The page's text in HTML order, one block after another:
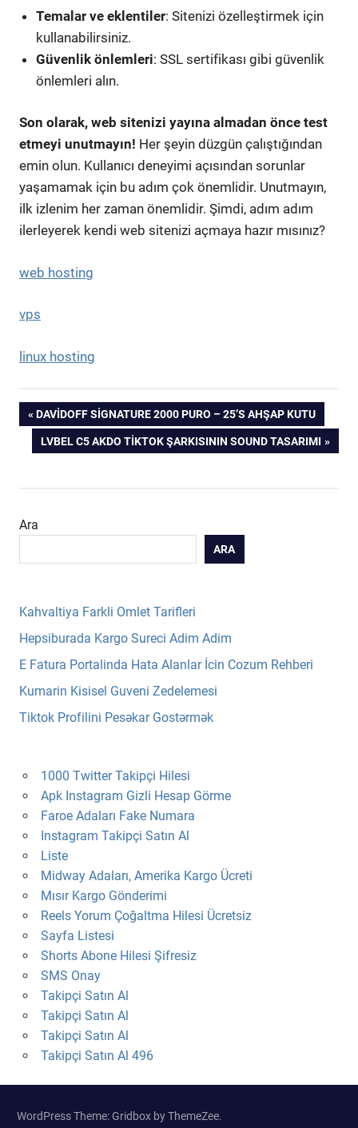
Temalar ve eklentiler: Sitenizi özelleştirmek için
kullanabilirsiniz.
Güvenlik önlemleri: SSL sertifikası gibi güvenlik
önlemleri alın.
Son olarak, web sitenizi yayına almadan önce test
etmeyi unutmayın! Her şeyin düzgün çalıştığından
emin olun. Kullanıcı deneyimi açısından sorunlar
yaşamamak için bu adım çok önemlidir. Unutmayın,
ilk izlenim her zaman önemlidir. Şimdi, adım adım
ilerleyerek kendi web sitenizi açmaya hazır mısınız?
web hosting
vps
linux hosting
Yazı
gezinmesi
PREVIOUS
POST:
DAVIDOFF SIGNATURE 2000 PURO – 25’S AHŞAP KUTU
NEXT
POST:
LVBEL C5 AKDO TIKTOK ŞARKISININ SOUND TASARIMI
Ara
ARA
Kahvaltiya Farkli Omlet Tarifleri
Hepsiburada Kargo Sureci Adim Adim
E Fatura Portalinda Hata Alanlar İcin Cozum Rehberi
Kumarin Kisisel Guveni Zedelemesi
Tiktok Profilini Pesəkar Gostərmək
1000 Twitter Takipçi Hilesi
Apk Instagram Gizli Hesap Görme
Faroe Adaları Fake Numara
Instagram Takipçi Satın Al
Liste
Midway Adaları, Amerika Kargo Ücreti
Mısır Kargo Gönderimi
Reels Yorum Çoğaltma Hilesi Ücretsiz
Sayfa Listesi
Shorts Abone Hilesi Şifresiz
SMS Onay
Takipçi Satın Al
Takipçi Satın Al
Takipçi Satın Al
Takipçi Satın Al 496
WordPress Theme: Gridbox by ThemeZee.